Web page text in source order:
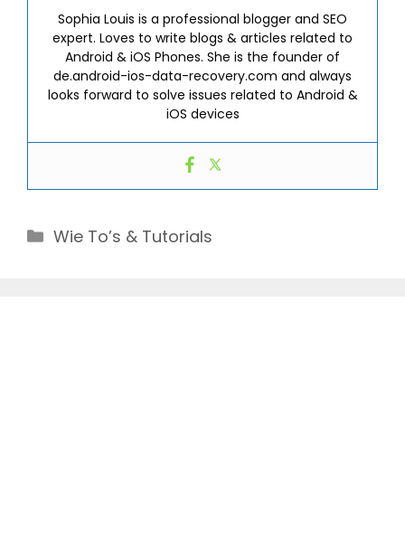
Sophia Louis is a professional blogger and SEO
expert. Loves to write blogs & articles related to
Android & iOS Phones. She is the founder of
de.android-ios-data-recovery.com and always
looks forward to solve issues related to Android &
iOS devices
Categories
Wie To’s & Tutorials